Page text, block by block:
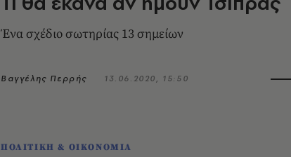
Ένα σχέδιο σωτηρίας 13 σημείων
Βαγγέλης Περρής 13.06.2020, 15:50
ΠΟΛΙΤΙΚΗ & ΟΙΚΟΝΟΜΙΑ